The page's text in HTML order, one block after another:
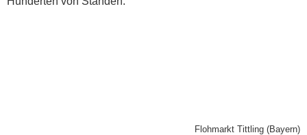
Flohmarkt Tittling (Bayern)